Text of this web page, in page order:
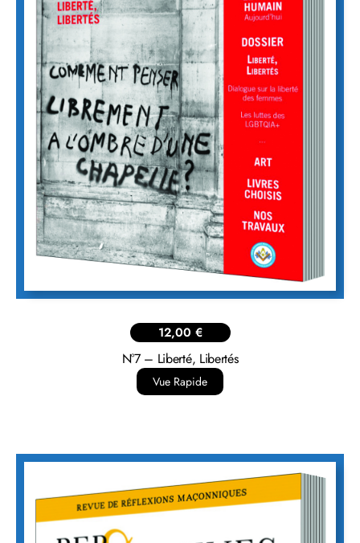
12,00 €
N°7 – Liberté, Libertés
Vue Rapide